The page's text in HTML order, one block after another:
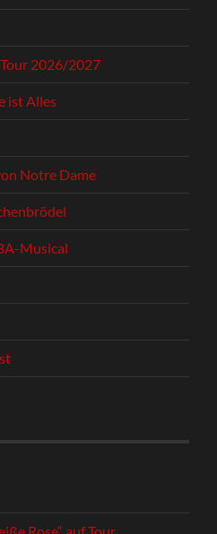
2026/2027
ist Alles
Notre Dame
Musical